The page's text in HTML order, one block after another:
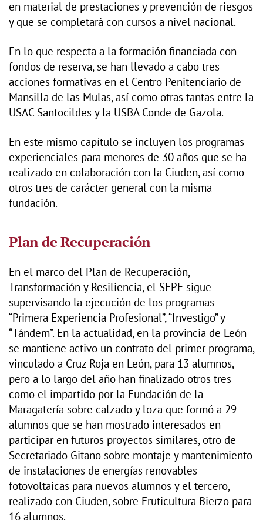
en material de prestaciones y prevención de riesgos
y que se completará con cursos a nivel nacional.
En lo que respecta a la formación financiada con
fondos de reserva, se han llevado a cabo tres
acciones formativas en el Centro Penitenciario de
Mansilla de las Mulas, así como otras tantas entre la
USAC Santocildes y la USBA Conde de Gazola.
En este mismo capítulo se incluyen los programas
experienciales para menores de 30 años que se ha
realizado en colaboración con la Ciuden, así como
otros tres de carácter general con la misma
fundación.
Plan de Recuperación
En el marco del Plan de Recuperación,
Transformación y Resiliencia, el SEPE sigue
supervisando la ejecución de los programas
“Primera Experiencia Profesional”, “Investigo” y
“Tándem”. En la actualidad, en la provincia de León
se mantiene activo un contrato del primer programa,
vinculado a Cruz Roja en León, para 13 alumnos,
pero a lo largo del año han finalizado otros tres
como el impartido por la Fundación de la
Maragatería sobre calzado y loza que formó a 29
alumnos que se han mostrado interesados en
participar en futuros proyectos similares, otro de
Secretariado Gitano sobre montaje y mantenimiento
de instalaciones de energías renovables
fotovoltaicas para nuevos alumnos y el tercero,
realizado con Ciuden, sobre Fruticultura Bierzo para
16 alumnos.